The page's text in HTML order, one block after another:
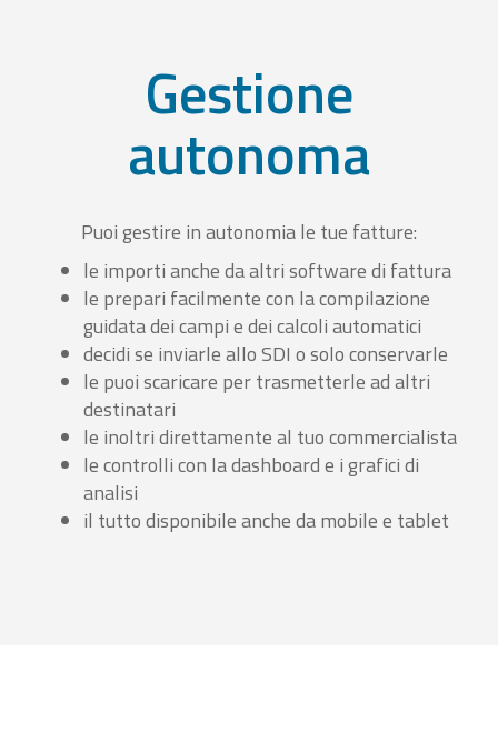
Gestione
autonoma
Puoi gestire in autonomia le tue fatture:
le importi anche da altri software di fattura
le prepari facilmente con la compilazione
guidata dei campi e dei calcoli automatici
decidi se inviarle allo SDI o solo conservarle
le puoi scaricare per trasmetterle ad altri
destinatari
le inoltri direttamente al tuo commercialista
le controlli con la dashboard e i grafici di
analisi
il tutto disponibile anche da mobile e tablet